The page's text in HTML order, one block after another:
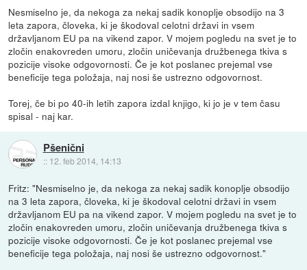
Nesmiselno je, da nekoga za nekaj sadik konoplje obsodijo na 3
leta zapora, človeka, ki je škodoval celotni državi in vsem
državljanom EU pa na vikend zapor. V mojem pogledu na svet je to
zločin enakovreden umoru, zločin uničevanja družbenega tkiva s
pozicije visoke odgovornosti. Če je kot poslanec prejemal vse
beneficije tega položaja, naj nosi še ustrezno odgovornost.
Torej, če bi po 40-ih letih zapora izdal knjigo, ki jo je v tem času
spisal - naj kar.
Pšenični
:: 12. feb 2014, 14:13
Fritz: "Nesmiselno je, da nekoga za nekaj sadik konoplje obsodijo
na 3 leta zapora, človeka, ki je škodoval celotni državi in vsem
državljanom EU pa na vikend zapor. V mojem pogledu na svet je to
zločin enakovreden umoru, zločin uničevanja družbenega tkiva s
pozicije visoke odgovornosti. Če je kot poslanec prejemal vse
beneficije tega položaja, naj nosi še ustrezno odgovornost."